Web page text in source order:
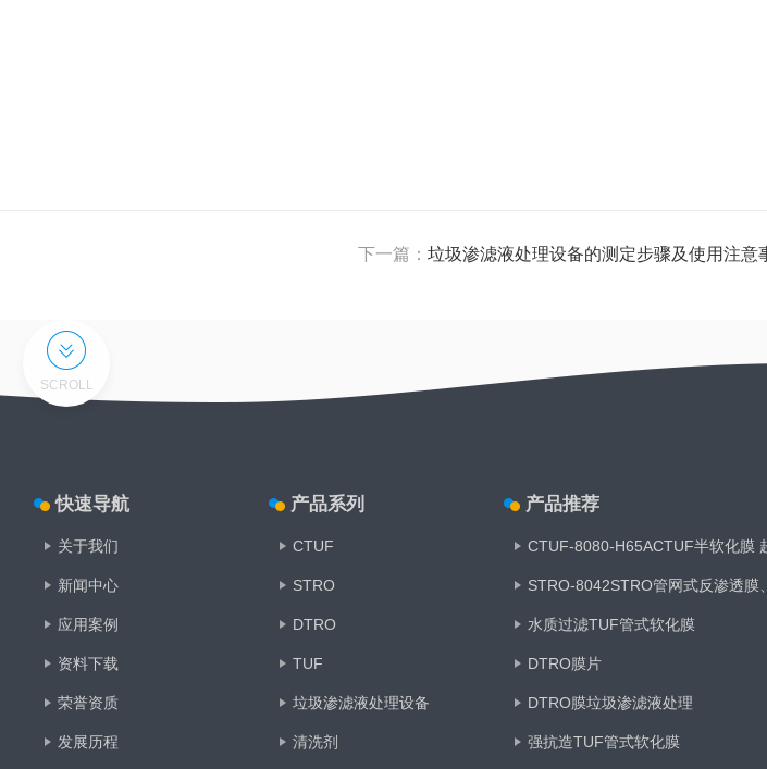
下一篇： 垃圾渗滤液处理设备的测定步骤及使用注意
SCROLL
快速导航
关于我们
新闻中心
应用案例
资料下载
荣誉资质
发展历程
产品系列
CTUF
STRO
DTRO
TUF
垃圾渗滤液处理设备
清洗剂
产品推荐
CTUF-8080-H65ACTUF半软化膜
STRO-8042STRO管网式反渗透膜
水质过滤TUF管式软化膜
DTRO膜片
DTRO膜垃圾渗滤液处理
强抗造TUF管式软化膜